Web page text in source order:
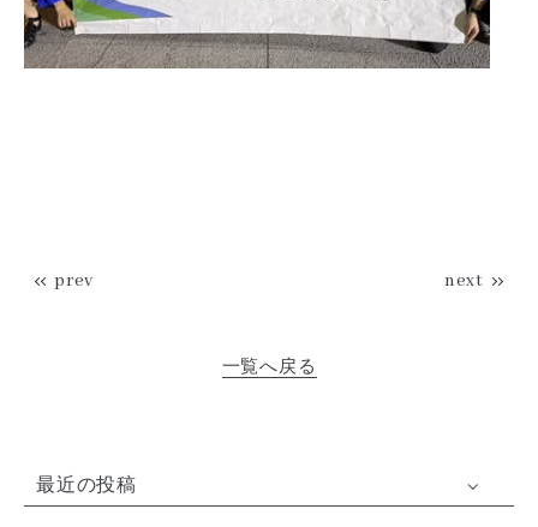
prev next
一覧へ戻る
最近の投稿